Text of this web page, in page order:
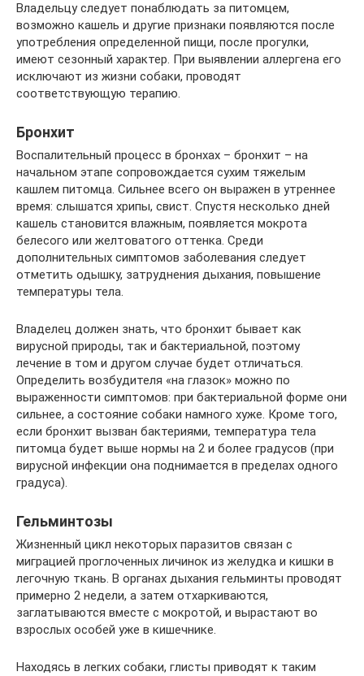
Владельцу следует понаблюдать за питомцем,
возможно кашель и другие признаки появляются после
употребления определенной пищи, после прогулки,
имеют сезонный характер. При выявлении аллергена его
исключают из жизни собаки, проводят
соответствующую терапию.
Бронхит
Воспалительный процесс в бронхах – бронхит – на
начальном этапе сопровождается сухим тяжелым
кашлем питомца. Сильнее всего он выражен в утреннее
время: слышатся хрипы, свист. Спустя несколько дней
кашель становится влажным, появляется мокрота
белесого или желтоватого оттенка. Среди
дополнительных симптомов заболевания следует
отметить одышку, затруднения дыхания, повышение
температуры тела.
Владелец должен знать, что бронхит бывает как
вирусной природы, так и бактериальной, поэтому
лечение в том и другом случае будет отличаться.
Определить возбудителя «на глазок» можно по
выраженности симптомов: при бактериальной форме они
сильнее, а состояние собаки намного хуже. Кроме того,
если бронхит вызван бактериями, температура тела
питомца будет выше нормы на 2 и более градусов (при
вирусной инфекции она поднимается в пределах одного
градуса).
Гельминтозы
Жизненный цикл некоторых паразитов связан с
миграцией проглоченных личинок из желудка и кишки в
легочную ткань. В органах дыхания гельминты проводят
примерно 2 недели, а затем отхаркиваются,
заглатываются вместе с мокротой, и вырастают во
взрослых особей уже в кишечнике.
Находясь в легких собаки, глисты приводят к таким